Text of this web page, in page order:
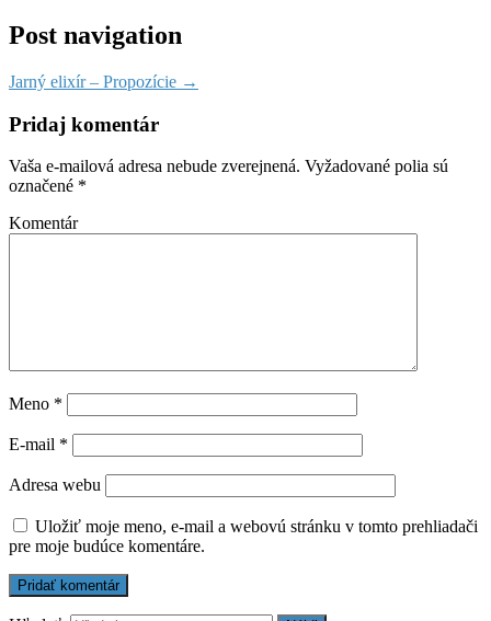
Post navigation
Jarný elixír – Propozície →
Pridaj komentár
Vaša e-mailová adresa nebude zverejnená. Vyžadované polia sú
označené *
Komentár
Meno *
E-mail *
Adresa webu
Uložiť moje meno, e-mail a webovú stránku v tomto prehliadači
pre moje budúce komentáre.